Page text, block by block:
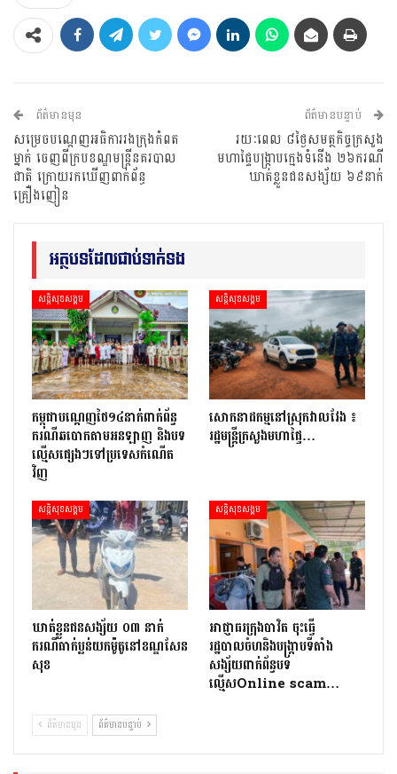
ព័ត៌មានមុន
សម្រេចបណ្ដេញអធិការរងក្រុងកំពត
ម្នាក់ ចេញពីក្របខណ្ឌមន្ដ្រីនគរបាល
ជាតិ ក្រោយរកឃើញពាក់ព័ន្ធ
គ្រឿងញៀន
ព័ត៌មានបន្ទាប់
រយៈពេល ៨ថ្ងៃសមត្ថកិច្ចក្រសួង
មហាផ្ទៃបង្ក្រាបក្មេងទំនើង ២៦ករណី
ឃាត់ខ្លួនជនសង្ស័យ ៦៩នាក់
អត្ថបទដែលជាប់ទាក់ទង
សន្តិសុខសង្គម
កម្ពុជាបណ្ដេញថៃ១៤នាក់ពាក់ព័ន្ធ
ករណីឆបោកតាមអនឡាញ និងបទ
ល្មើសផ្សេងៗទៅប្រទេសកំណើត
វិញ
សន្តិសុខសង្គម
សោកនាដកម្ម​នៅ​ស្រុក​វាល​វែង ៖
រដ្ឋមន្ត្រី​ក្រសួងមហាផ្ទៃ…
សន្តិសុខសង្គម
ឃាត់ខ្លួនជនសង្ស័យ ០៣ នាក់
ករណីធាក់ប្លន់យកម៉ូតូនៅខណ្ឌសែន
សុខ
សន្តិសុខសង្គម
អាជ្ញាធរក្រុងបាវិត ចុះធើ្វ
រដ្ឋបាលចំហនិងបង្ក្រាបទីតាំង
សង្ស័យពាក់ព័ន្ធបទ
ល្មើសOnline scam…
ព័ត៌មានមុន ព័ត៌មានបន្ទាប់